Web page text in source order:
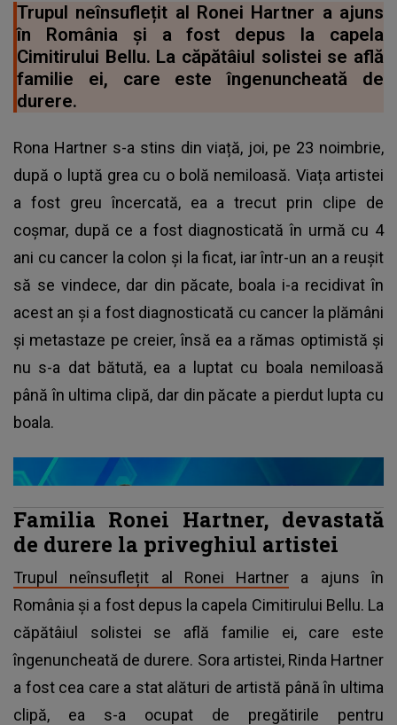
Trupul neînsuflețit al Ronei Hartner a ajuns
în România și a fost depus la capela
Cimitirului Bellu. La căpătâiul solistei se află
familie ei, care este îngenuncheată de
durere.
Rona Hartner s-a stins din viață, joi, pe 23 noimbrie,
după o luptă grea cu o bolă nemiloasă. Viața artistei
a fost greu încercată, ea a trecut prin clipe de
coșmar, după ce a fost diagnosticată în urmă cu 4
ani cu cancer la colon și la ficat, iar într-un an a reușit
să se vindece, dar din păcate, boala i-a recidivat în
acest an și a fost diagnosticată cu cancer la plămâni
și metastaze pe creier, însă ea a rămas optimistă și
nu s-a dat bătută, ea a luptat cu boala nemiloasă
până în ultima clipă, dar din păcate a pierdut lupta cu
boala.
Familia Ronei Hartner, devastată
de durere la priveghiul artistei
Trupul neînsuflețit al Ronei Hartner a ajuns în
România și a fost depus la capela Cimitirului Bellu. La
căpătâiul solistei se află familie ei, care este
îngenuncheată de durere. Sora artistei, Rinda Hartner
a fost cea care a stat alături de artistă până în ultima
clipă, ea s-a ocupat de pregătirile pentru